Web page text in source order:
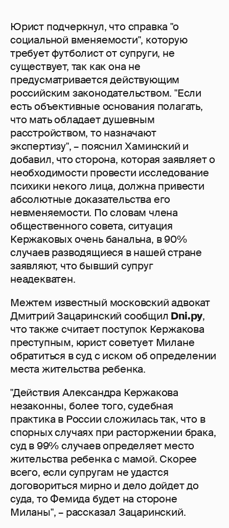
Юрист подчеркнул, что справка "о
социальной вменяемости", которую
требует футболист от супруги, не
существует, так как она не
предусматривается действующим
российским законодательством. "Если
есть объективные основания полагать,
что мать обладает душевным
расстройством, то назначают
экспертизу", – пояснил Хаминский и
добавил, что сторона, которая заявляет о
необходимости провести исследование
психики некого лица, должна привести
абсолютные доказательства его
невменяемости. По словам члена
общественного совета, ситуация
Кержаковых очень банальна, в 90%
случаев разводящиеся в нашей стране
заявляют, что бывший супруг
неадекватен.
Межтем известный московский адвокат
Дмитрий Зацаринский сообщил Dni.ру,
что также считает поступок Кержакова
преступным, юрист советует Милане
обратиться в суд с иском об определении
места жительства ребенка.
"Действия Александра Кержакова
незаконны, более того, судебная
практика в России сложилась так, что в
спорных случаях при расторжении брака,
суд в 99% случаев определяет место
жительства ребенка с мамой. Скорее
всего, если супругам не удастся
договориться мирно и дело дойдет до
суда, то Фемида будет на стороне
Миланы", – рассказал Зацаринский.